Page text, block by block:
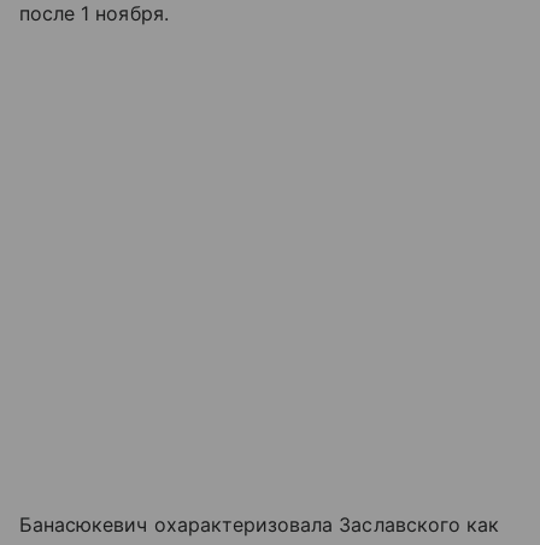
после 1 ноября.
Банасюкевич охарактеризовала Заславского как